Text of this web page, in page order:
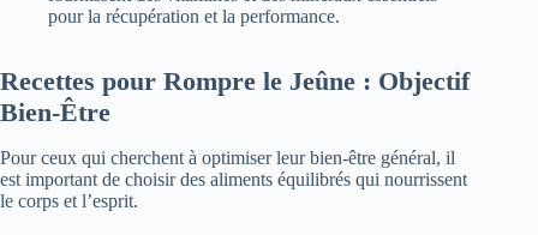
pour la récupération et la performance.
Recettes pour Rompre le Jeûne : Objectif
Bien-Être
Pour ceux qui cherchent à optimiser leur bien-être général, il
est important de choisir des aliments équilibrés qui nourrissent
le corps et l’esprit.